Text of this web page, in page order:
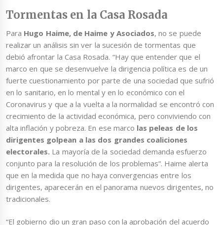
Tormentas en la Casa Rosada
Para Hugo Haime, de Haime y Asociados, no se puede
realizar un análisis sin ver la sucesión de tormentas que
debió afrontar la Casa Rosada. “Hay que entender que el
marco en que se desenvuelve la dirigencia política es de un
fuerte cuestionamiento por parte de una sociedad que sufrió
en lo sanitario, en lo mental y en lo económico con el
Coronavirus y que a la vuelta a la normalidad se encontró con
crecimiento de la actividad económica, pero conviviendo con
alta inflación y pobreza. En ese marco las peleas de los
dirigentes golpean a las dos grandes coaliciones
electorales. La mayoría de la sociedad demanda esfuerzo
conjunto para la resolución de los problemas”. Haime alerta
que en la medida que no haya convergencias entre los
dirigentes, aparecerán en el panorama nuevos dirigentes, no
tradicionales.
“El gobierno dio un gran paso con la aprobación del acuerdo